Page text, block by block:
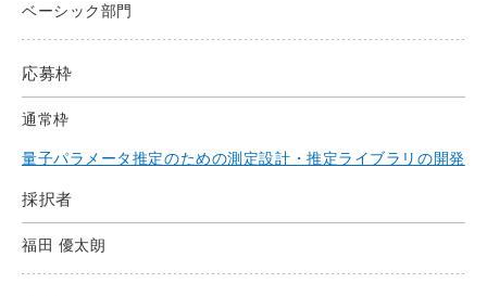
ベーシック部門
応募枠
通常枠
量子パラメータ推定のための測定設計・推定ライブラリの開発
採択者
福田 優太朗